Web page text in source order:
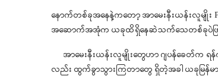
နောက်တစ်ခုအနေနဲ့ကတော့ အာမေးနီးယန်းလူမျို
အဆောက်အအုံက ယခုထိရှိနေဆဲသက်သေတစ်ခုပဲဖြ
အာမေးနီးယန်းလူမျိုးတွေဟာ ဂျပန်ခေတ်က
လည်း ထွက်ခွာသွားကြတာတွေ ရှိတဲ့အခါ ယခုမြန်မာနို